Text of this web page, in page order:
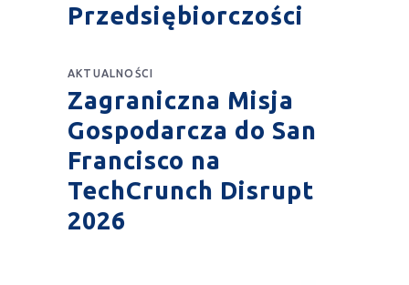
Przedsiębiorczości
AKTUALNOŚCI
Zagraniczna Misja
Gospodarcza do San
Francisco na
TechCrunch Disrupt
2026